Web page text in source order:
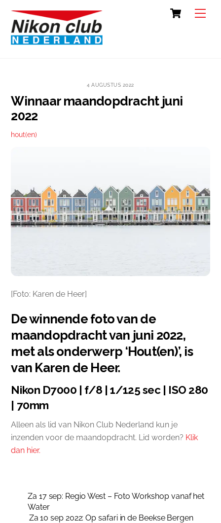
content
Cart
4 AUGUSTUS 2022
Winnaar maandopdracht juni
2022
hout(en)
[Foto: Karen de Heer]
De winnende foto van de
maandopdracht van juni 2022,
met als onderwerp ‘Hout(en)’, is
van Karen de Heer.
Nikon D7000 | f/8 | 1/125 sec | ISO 280
| 70mm
Alleen als lid van Nikon Club Nederland kun je
inzenden voor de maandopdracht. Lid worden? Klik
dan hier.
Za 17 sep: Regio West – Foto Workshop vanaf het
Water
Za 10 sep 2022: Op safari in de Beekse Bergen